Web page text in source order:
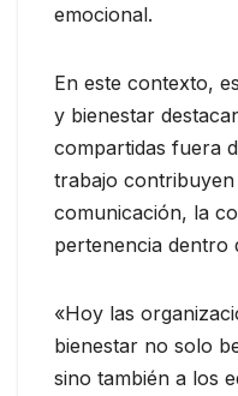
emocional.
En este contexto,
y bienestar
compartidas fuera
trabajo
comunicación, la
pertenencia dentro
«Hoy las
bienestar no solo
sino también a los